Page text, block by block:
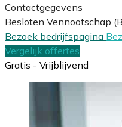
Contactgegevens
Besloten Vennootschap
Bezoek bedrijfspagina
Vergelijk offertes
Gratis - Vrijblijvend